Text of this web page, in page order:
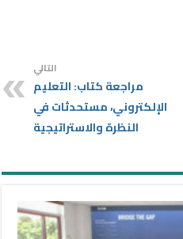
التالي
مراجعة كتاب: التعليم
الإلكتروني، مستحدثات في
النظرة والاستراتيجية